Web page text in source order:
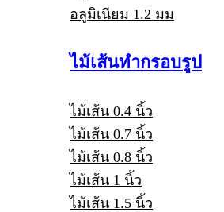
อลูมิเนียม 1.2 มม
ไม้เส้นทำกรอบรูป
ไม้เส้น 0.4 นิ้ว
ไม้เส้น 0.7 นิ้ว
ไม้เส้น 0.8 นิ้ว
ไม้เส้น 1 นิ้ว
ไม้เส้น 1.5 นิ้ว